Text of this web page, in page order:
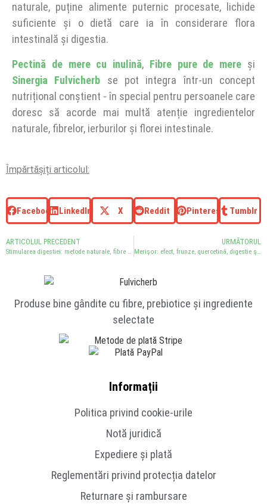
naturale, puține alimente puternic procesate, lichide
suficiente și o dietă care ia în considerare flora
intestinală și digestia.
Pectină de mere cu inulină, Fibre pure de mere și
Sinergia Fulvicherb se pot integra într-un concept
nutrițional conștient - în special pentru persoanele care
doresc să acorde mai multă atenție ingredientelor
naturale, fibrelor, ierburilor și florei intestinale.
Împărtășiți articolul:
Facebook LinkedIn X Reddit Pinterest Tumblr
ARTICOLUL PRECEDENT
Stimularea digestiei: metode naturale, fibre dietetice și floră intestinală
URMĂTORUL
Merișor: efect, frunze, quercetină, digestie și floră intestinală
Produse bine gândite cu fibre, prebiotice și ingrediente
selectate
Informații
Politica privind cookie-urile
Notă juridică
Expediere și plată
Reglementări privind protecția datelor
Returnare și rambursare